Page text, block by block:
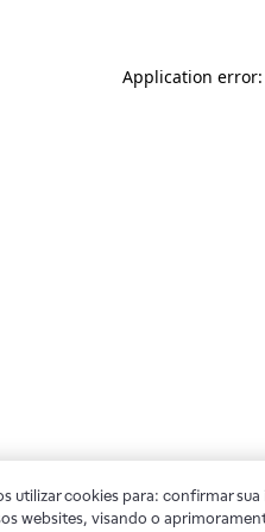
Application
utilizar cookies para: confirmar
websites, visando o